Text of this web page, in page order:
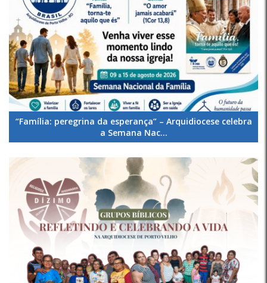
“Família: peregrina da esperança” – Arquidiocese celebra
a Semana Nac...